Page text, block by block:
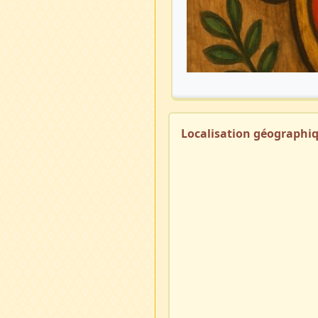
Localisation